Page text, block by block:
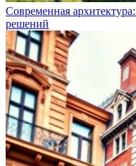
Современная
решений